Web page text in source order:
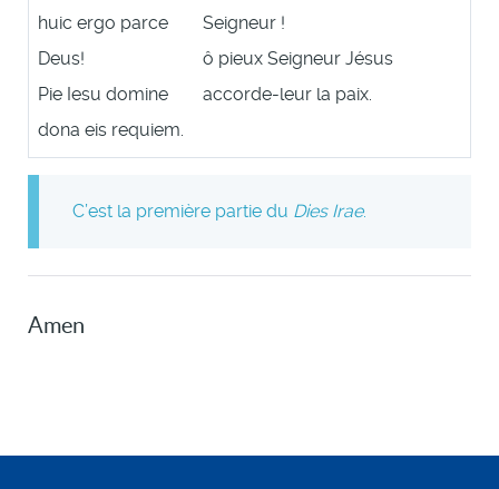
huic ergo parce
Deus!
Pie Iesu domine
dona eis requiem.
Seigneur !
ô pieux Seigneur Jésus
accorde-leur la paix.
C’est la première partie du Dies Irae.
Amen